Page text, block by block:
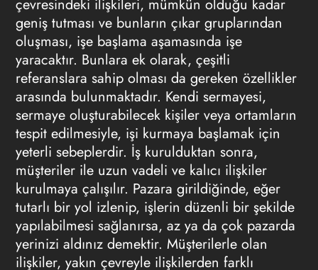
çevresindeki ilişkileri, mümkün olduğu kadar
geniş tutması ve bunların çıkar gruplarından
oluşması, işe başlama aşamasında işe
yaracaktır. Bunlara ek olarak, çeşitli
referanslara sahip olması da gereken özellikler
arasında bulunmaktadır. Kendi sermayesi,
sermaye oluşturabilecek kişiler veya ortamların
tespit edilmesiyle, işi kurmaya başlamak için
yeterli sebeplerdir. İş kurulduktan sonra,
müşteriler ile uzun vadeli ve kalıcı ilişkiler
kurulmaya çalışılır. Pazara girildiğinde, eğer
tutarlı bir yol izlenip, işlerin düzenli bir şekilde
yapılabilmesi sağlanırsa, az ya da çok pazarda
yerinizi aldınız demektir. Müşterilerle olan
ilişkiler, yakın çevreyle ilişkilerden farklı